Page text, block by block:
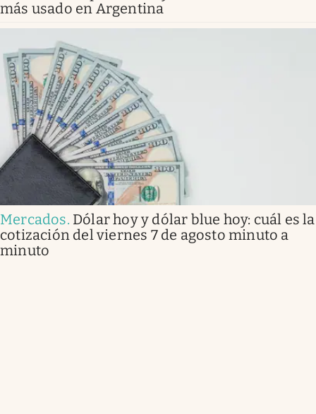
más usado en Argentina
Mercados. Dólar hoy y dólar blue hoy: cuál es la
cotización del viernes 7 de agosto minuto a
minuto